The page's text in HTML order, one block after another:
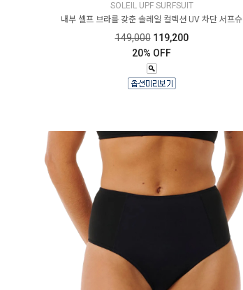
SOLEIL UPF SURFSUIT
내부 셸프 브라를 갖춘 솔레일 컬렉션 UV 차단 서프슈
149,000 119,200
20% OFF